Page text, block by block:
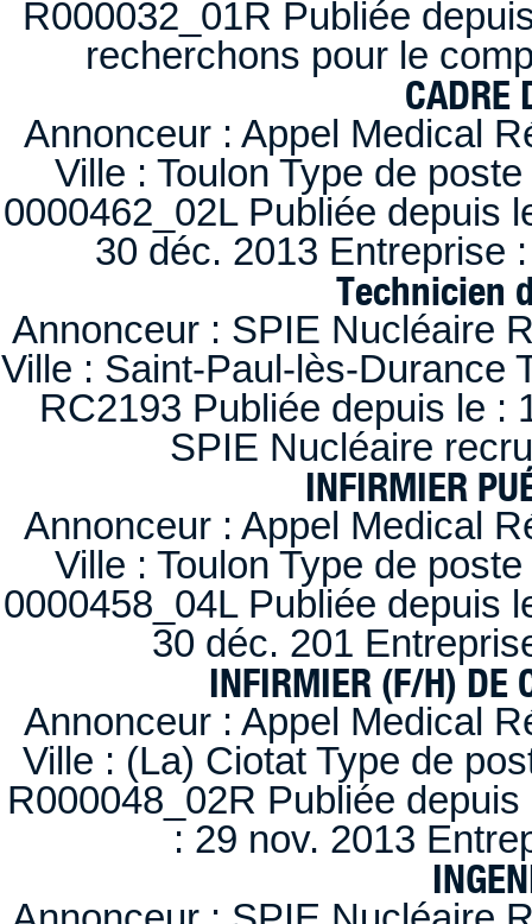
R000032_01R Publiée
recherchons pour le
CADRE
Annonceur : Appel Medical
Ville : Toulon Type de
0000462_02L Publiée depuis
30 déc. 2013
Technicien
Annonceur : SPIE Nucléaire
Ville : Saint-Paul-lès-Durance
RC2193 Publiée depuis le :
SPIE Nucléaire
INFIRMIER
Annonceur : Appel Medical
Ville : Toulon Type de
0000458_04L Publiée depuis
30 déc. 201
INFIRMIER (F/H) DE
Annonceur : Appel Medical
Ville : (La) Ciotat Type de
R000048_02R Publiée
: 29 nov. 2013